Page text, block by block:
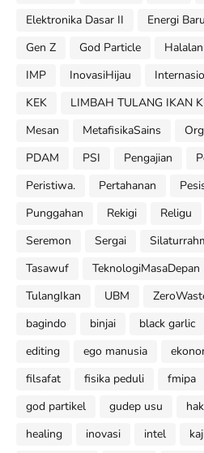
Elektronika Dasar II
Energi Baru
Gen Z
God Particle
IMP
InovasiHijau
KEK
LIMBAH TULANG IKAN
Mesan
MetafisikaSains
PDAM
PSI Pengajian
Peristiwa.
Pertahanan
Punggahan
Rekigi Religu
Seremon
Sergai
Tasawuf
TeknologiMasaDepan
TulangIkan
UBM
bagindo
binjai black garlic
editing
ego manusia
filsafat
fisika peduli fmipa
god partikel
gudep usu
healing
inovasi intel